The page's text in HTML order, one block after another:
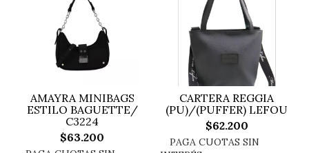
AMAYRA MINIBAGS
ESTILO BAGUETTE/
C3224
$63.200
CARTERA REGGIA
(PU)/(PUFFER) LEFOU
$62.200